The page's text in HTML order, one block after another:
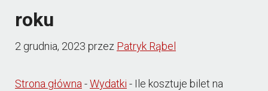
roku
2 grudnia, 2023 przez Patryk Rąbel
Strona główna-Wydatki - Ile kosztuje bilet na